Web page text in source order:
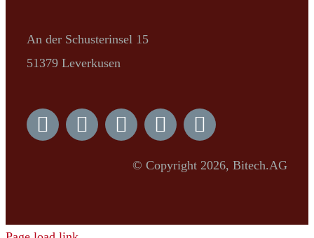
An der Schusterinsel 15
51379 Leverkusen
© Copyright 2026, Bitech.AG